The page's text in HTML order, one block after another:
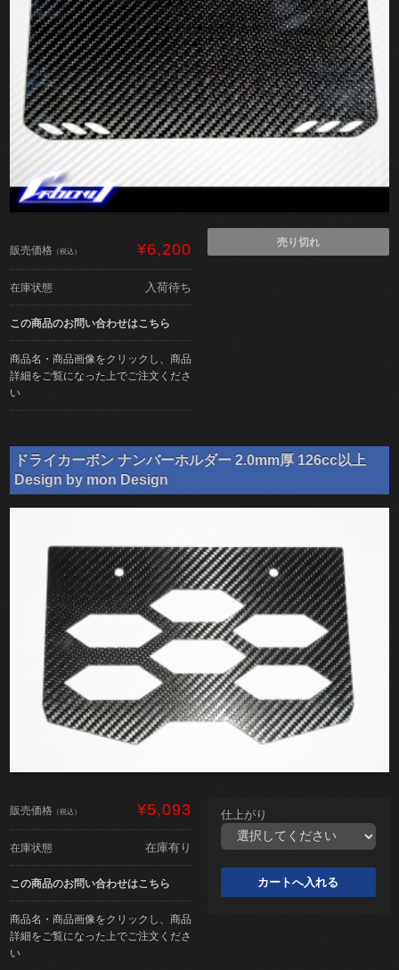
販売価格 （税込） ¥6,200
在庫状態 入荷待ち
この商品のお問い合わせはこちら
商品名・商品画像をクリックし、商品
詳細をご覧になった上でご注文くださ
い
売り切れ
ドライカーボン ナンバーホルダー 2.0mm厚 126cc以上
Design by mon Design
販売価格 （税込） ¥5,093
在庫状態 在庫有り
この商品のお問い合わせはこちら
商品名・商品画像をクリックし、商品
詳細をご覧になった上でご注文くださ
い
仕上がり